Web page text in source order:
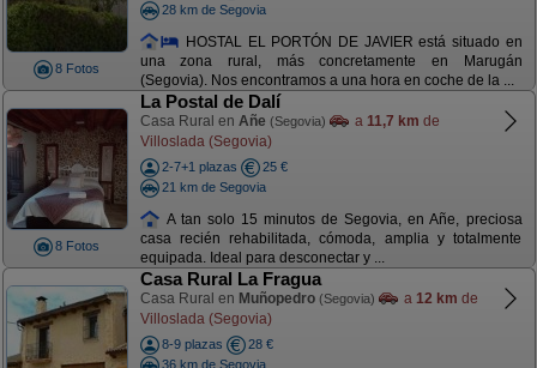
8 Fotos
28 km de Segovia
HOSTAL EL PORTÓN DE JAVIER está situado en
una zona rural, más concretamente en Marugán
(Segovia). Nos encontramos a una hora en coche de la ...
8 Fotos
La Postal de Dalí
Casa Rural en Añe (Segovia) a 11,7 km de
Villoslada (Segovia)
2-7+1 plazas
25 €
21 km de Segovia
A tan solo 15 minutos de Segovia, en Añe, preciosa
casa recién rehabilitada, cómoda, amplia y totalmente
equipada. Ideal para desconectar y ...
Casa Rural La Fragua
Casa Rural en Muñopedro (Segovia) a 12 km de
Villoslada (Segovia)
8-9 plazas
28 €
36 km de Segovia